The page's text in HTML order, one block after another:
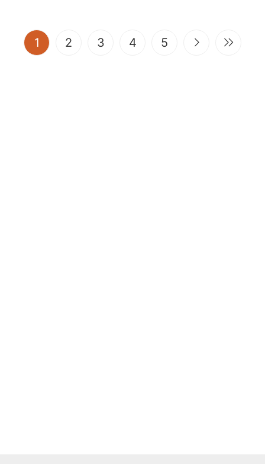
1 (current)
2 3 4 5